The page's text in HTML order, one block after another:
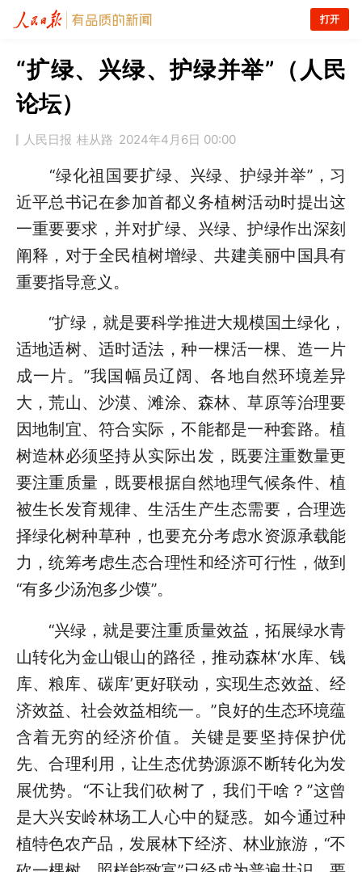
打开
“扩绿、兴绿、护绿并举”（人民
论坛）
人民日报 桂从路 2024年4月6日 00:00
“绿化祖国要扩绿、兴绿、护绿并举”，习
近平总书记在参加首都义务植树活动时提出这
一重要要求，并对扩绿、兴绿、护绿作出深刻
阐释，对于全民植树增绿、共建美丽中国具有
重要指导意义。
“扩绿，就是要科学推进大规模国土绿化，
适地适树、适时适法，种一棵活一棵、造一片
成一片。”我国幅员辽阔、各地自然环境差异
大，荒山、沙漠、滩涂、森林、草原等治理要
因地制宜、符合实际，不能都是一种套路。植
树造林必须坚持从实际出发，既要注重数量更
要注重质量，既要根据自然地理气候条件、植
被生长发育规律、生活生产生态需要，合理选
择绿化树种草种，也要充分考虑水资源承载能
力，统筹考虑生态合理性和经济可行性，做到
“有多少汤泡多少馍”。
“兴绿，就是要注重质量效益，拓展绿水青
山转化为金山银山的路径，推动森林‘水库、钱
库、粮库、碳库’更好联动，实现生态效益、经
济效益、社会效益相统一。”良好的生态环境蕴
含着无穷的经济价值。关键是要坚持保护优
先、合理利用，让生态优势源源不断转化为发
展优势。“不让我们砍树了，我们干啥？”这曾
是大兴安岭林场工人心中的疑惑。如今通过种
植特色农产品，发展林下经济、林业旅游，“不